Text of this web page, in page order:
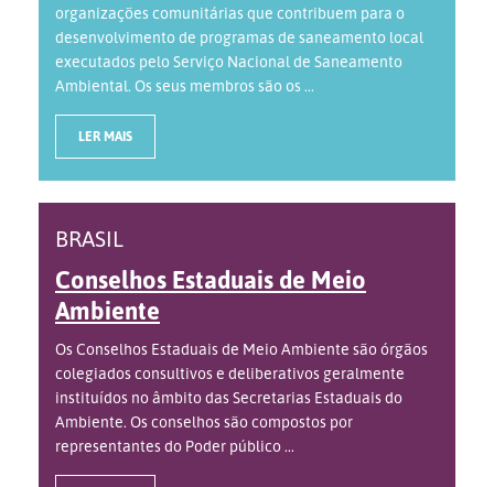
organizações comunitárias que contribuem para o
desenvolvimento de programas de saneamento local
executados pelo Serviço Nacional de Saneamento
Ambiental. Os seus membros são os ...
LER MAIS
BRASIL
Conselhos Estaduais de Meio
Ambiente
Os Conselhos Estaduais de Meio Ambiente são órgãos
colegiados consultivos e deliberativos geralmente
instituídos no âmbito das Secretarias Estaduais do
Ambiente. Os conselhos são compostos por
representantes do Poder público ...